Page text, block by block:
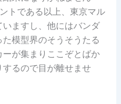
トである以上、東京マル
ますし、他にはバンダ
模型界のそうそうたる
が集まりここぞとばか
るので目が離せませ